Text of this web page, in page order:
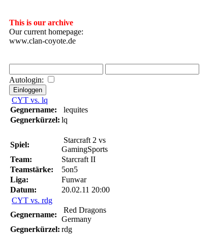
This is our archive
Our current homepage:
www.clan-coyote.de
Autologin:
CYT vs. lq
Gegnername:
lequites
Gegnerkürzel: lq
Spiel:
Starcraft 2 vs
GamingSports
Team:
Starcraft II
Teamstärke:
5on5
Liga:
Funwar
Datum:
20.02.11 20:00
CYT vs. rdg
Gegnername:
Red Dragons
Germany
Gegnerkürzel: rdg